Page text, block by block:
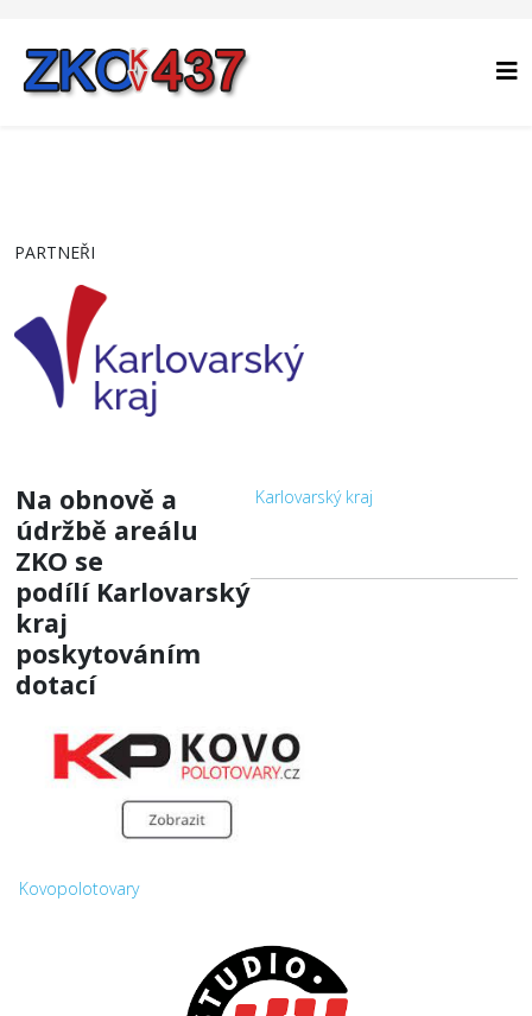
PARTNEŘI
Na obnově a
údržbě areálu
ZKO se
podílí Karlovarský
kraj
poskytováním
dotací
Karlovarský kraj
Kovopolotovary